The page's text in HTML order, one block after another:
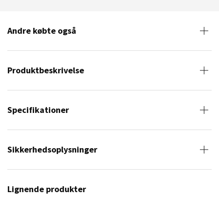
Andre købte også
Produktbeskrivelse
Specifikationer
Sikkerhedsoplysninger
Lignende produkter